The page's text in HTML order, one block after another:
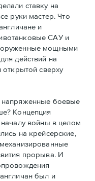
ставку на
руки мастер. Что
и
САУ и
мощными
действий на
сверху
боевые
Концепция
началу войны в целом
на крейсерские,
прорыва. И
был и